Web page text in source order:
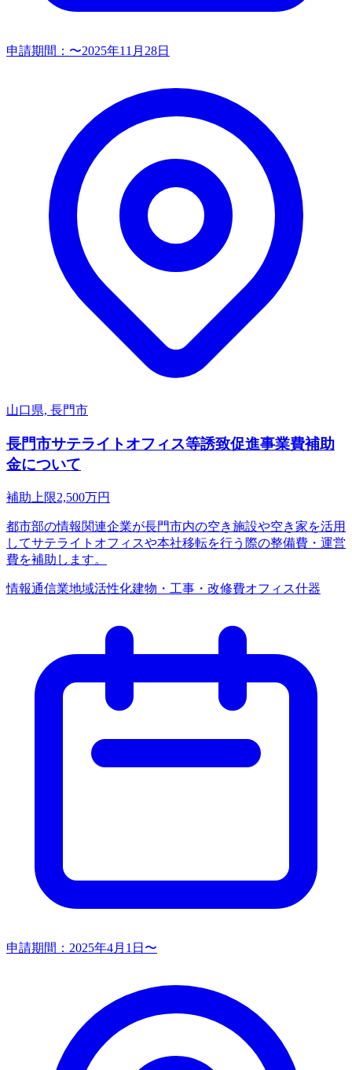
申請期間： 〜2025年11月28日
山口県, 長門市
長門市サテライトオフィス等誘致促進事業費補助
金について
補助上限2,500万円
都市部の情報関連企業が長門市内の空き施設や空き家を活用
してサテライトオフィスや本社移転を行う際の整備費・運営
費を補助します。
情報通信業地域活性化建物・工事・改修費オフィス什器
申請期間： 2025年4月1日〜